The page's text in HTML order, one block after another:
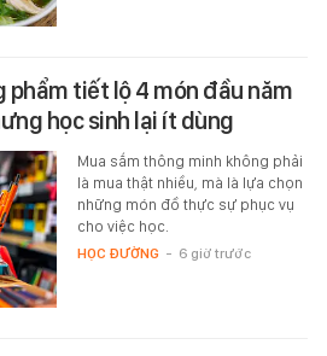
phẩm tiết lộ 4 món đầu năm
học sinh lại ít dùng
Mua sắm thông minh không phải
là mua thật nhiều, mà là lựa chọn
những món đồ thực sự phục vụ
cho việc học.
HỌC ĐƯỜNG - 6 giờ trước